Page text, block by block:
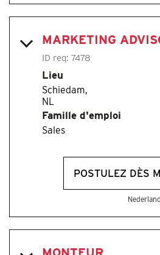
MARKETING
ID req: 7478
Lieu
Schiedam,
Famille d'emploi
Sales
POSTULEZ DÈS